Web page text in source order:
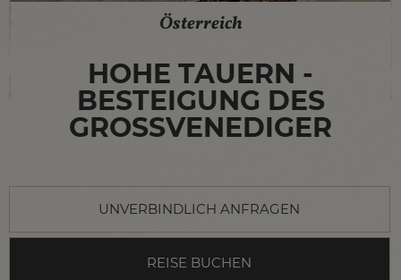
Österreich
HOHE TAUERN -
BESTEIGUNG DES
GROSSVENEDIGER
UNVERBINDLICH ANFRAGEN
REISE BUCHEN